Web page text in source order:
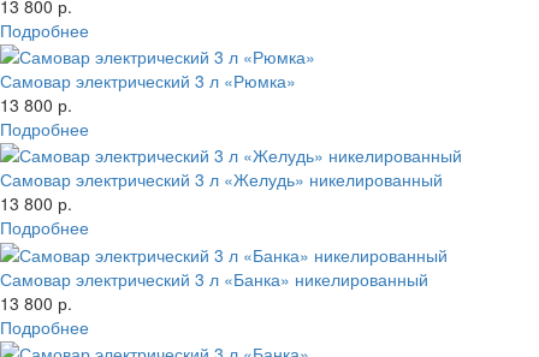
13 800 р.
Подробнее
Самовар электрический 3 л «Рюмка»
13 800 р.
Подробнее
Самовар электрический 3 л «Желудь» никелированный
13 800 р.
Подробнее
Самовар электрический 3 л «Банка» никелированный
13 800 р.
Подробнее